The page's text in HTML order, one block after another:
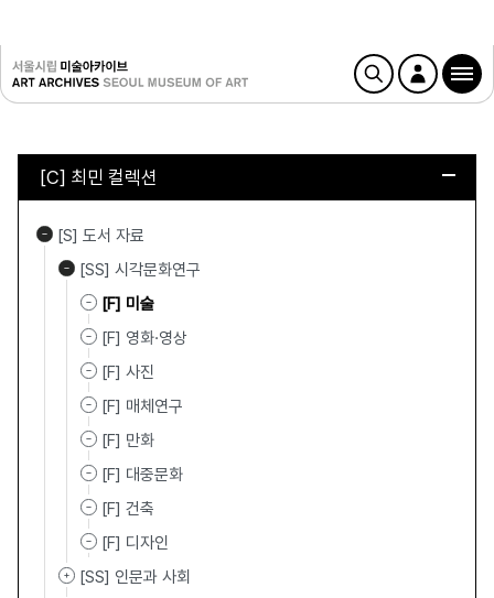
[C] 최민 컬렉션
[S] 도서 자료
[SS] 시각문화연구
[F] 미술
[F] 영화·영상
[F] 사진
[F] 매체연구
[F] 만화
[F] 대중문화
[F] 건축
[F] 디자인
[SS] 인문과 사회